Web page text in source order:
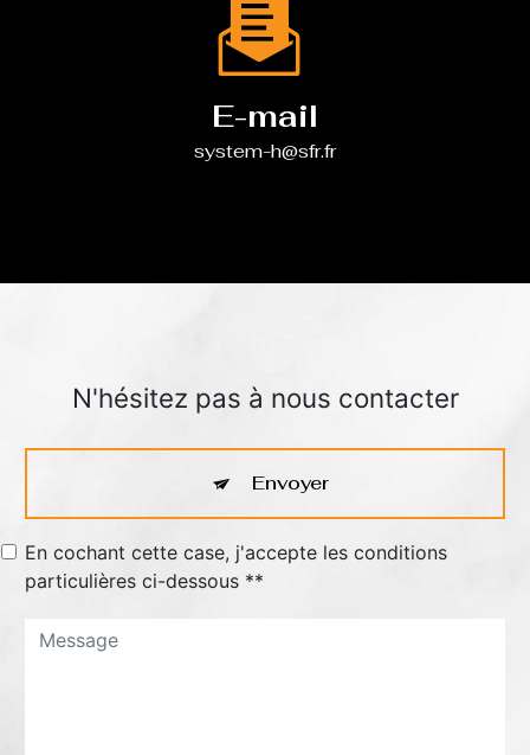
E-mail
system-h@sfr.fr
N'hésitez pas à nous contacter
En cochant cette case, j'accepte les conditions
particulières ci-dessous **
Envoyer